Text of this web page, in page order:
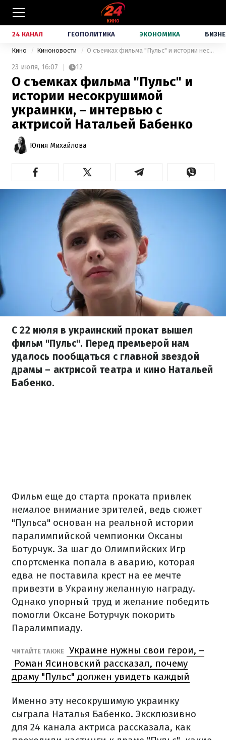
24 КАНАЛ ГЕОПОЛИТИКА ЭКОНОМИКА
Кино Киноновости О съемках фильма "Пульс" и истории несокрушимой украинки, – интервью с актрисой Натальей Бабенко
23 июля, 16:07 12
О съемках фильма "Пульс" и
истории несокрушимой
украинки, – интервью с
актрисой Натальей Бабенко
Юлия Михайлова
С 22 июля в украинский прокат вышел
фильм "Пульс". Перед премьерой нам
удалось пообщаться с главной звездой
драмы – актрисой театра и кино Натальей
Бабенко.
Фильм еще до старта проката привлек
немалое внимание зрителей, ведь сюжет
"Пульса" основан на реальной истории
паралимпийской чемпионки Оксаны
Ботурчук. За шаг до Олимпийских Игр
спортсменка попала в аварию, которая
едва не поставила крест на ее мечте
привезти в Украину желанную награду.
Однако упорный труд и желание победить
помогли Оксане Ботурчук покорить
Паралимпиаду.
ЧИТАЙТЕ ТАКЖЕ
Украине нужны свои герои, –
Роман Ясиновский рассказал, почему
драму "Пульс" должен увидеть каждый
Именно эту несокрушимую украинку
сыграла Наталья Бабенко. Эксклюзивно
для 24 канала актриса рассказала, как